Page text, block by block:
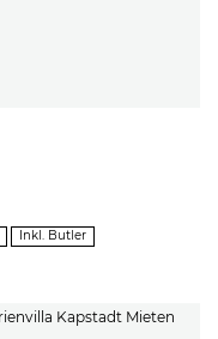
Inkl. Butler